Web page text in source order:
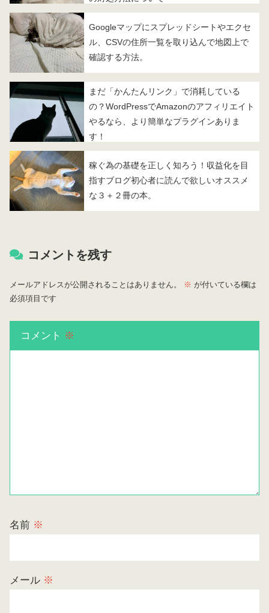
Googleマップにスプレッドシートやエクセ
ル、CSVの住所一覧を取り込んで地図上で
確認する方法。
まだ「かんたんリンク」で消耗している
の？WordPressでAmazonのアフィリエイト
やるなら、より簡単なプラグインありま
す！
稼ぐ為の基礎を正しく知ろう！収益化を目
指すブログ初心者に読んで欲しいオススメ
な３＋２冊の本。
コメントを残す
メールアドレスが公開されることはありません。 ※ が付いている欄は
必須項目です
コメント ※
名前 ※
メール ※